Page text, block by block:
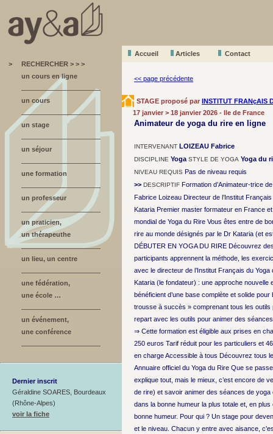
Accueil Articles
Contact
>
RECHERCHER > > >
un cours en ligne
un cours
un stage
un séjour
une formation
un professeur
un praticien,
un thérapeuthe
un lieu, un centre
une fédération,
une école …
un événement,
une conférence
Dernier inscrit
Géraldine SOARES, Bourdeaux
(Rhône-Alpes)
voir la fiche
<< page précédente
STAGE proposé par INSTITUT FRANçAIS
17 janvier > 18 janvier 2026 - Ile de France
Animateur de yoga du rire en ligne
INTERVENANT LOIZEAU Fabrice
DISCIPLINE Yoga STYLE DE YOGA Yoga du
NIVEAU REQUIS Pas de niveau requis
>> DESCRIPTIF Formation d’Animateur-trice
Fabrice Loizeau Directeur de l’Institut
Kataria Premier master formateur en France
mondial de Yoga du Rire Vous êtes entre de
rire au monde désignés par le Dr Kataria (et
DÉBUTER EN YOGA DU RIRE Découvrez
participants apprennent la méthode, les
avec le directeur de l’Institut Français du
Kataria (le fondateur) : une approche
bénéficient d’une base complète et solide
trousse à succès » comprenant tous les
repart avec les outils pour animer des
⇒ Cette formation est éligible aux prises en
250 euros Tarif réduit pour les particuliers et
en charge Accessible à tous Découvrez tous
Annuaire officiel du Yoga du Rire Que se
explique tout, mais le mieux, c’est encore de
de rire) et savoir animer des séances de yoga
dans la bonne humeur la plus totale et, en
bonne humeur. Pour qui ? Un stage pour
et le niveau. Chacun y entre avec aisance,